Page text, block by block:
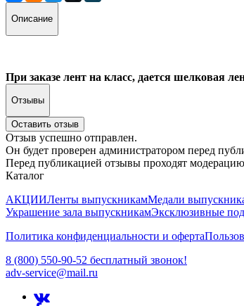
Описание
При заказе лент на класс, дается шелковая
Отзывы
Оставить отзыв
Отзыв успешно отправлен.
Он будет проверен администратором перед
Перед публикацией отзывы проходят модерацию
Каталог
АКЦИИЛенты выпускникамМедали
Украшение зала выпускникамЭксклюзивные
Политика конфиденциальности и оферта
8 (800) 550-90-52 бесплатный звонок!
adv-service@mail.ru